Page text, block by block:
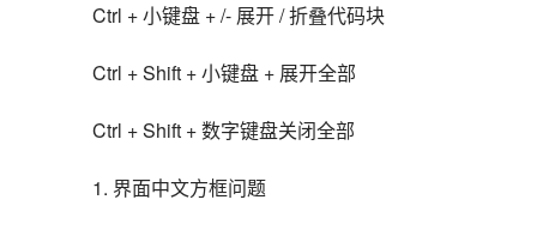
Ctrl + 小键盘 + /- 展开 / 折叠代码块
Ctrl + Shift + 小键盘 + 展开全部
Ctrl + Shift + 数字键盘关闭全部
1. 界面中文方框问题